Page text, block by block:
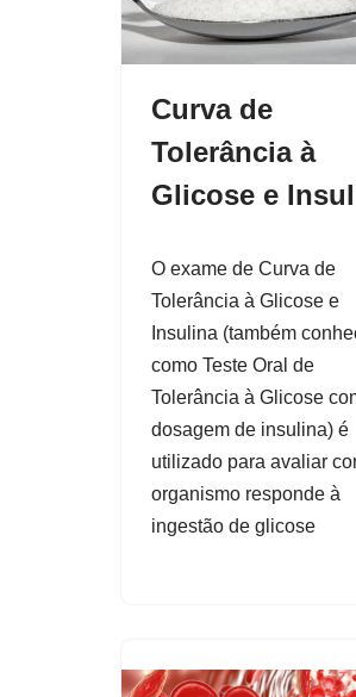
Curva de
Tolerância à
Glicose e
O exame de Curva de
Tolerância à Glicose e
Insulina (também
como Teste Oral de
Tolerância à Glicose
dosagem de insulina) é
utilizado para avaliar
organismo responde à
ingestão de glicose